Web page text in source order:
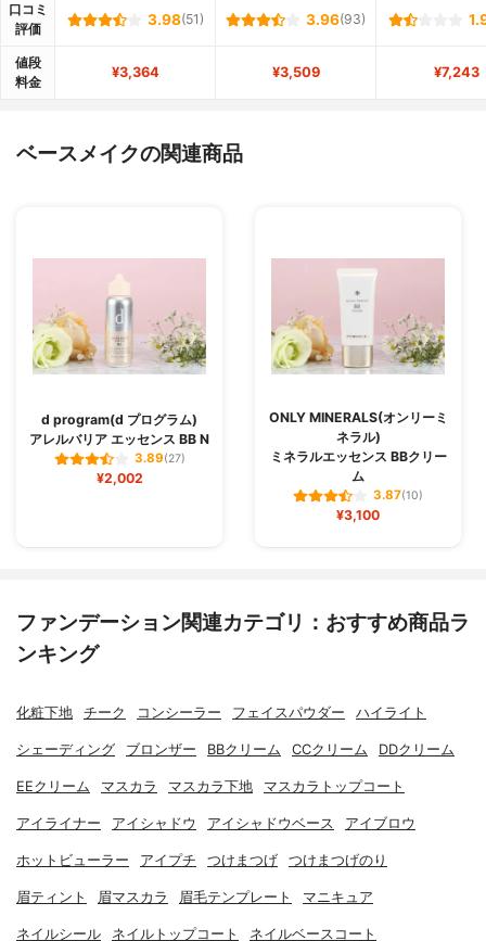
口コミ
評価
3.98(51) 3.96(93)
値段
料金
¥3,364 ¥3,509 ¥7,243
ベースメイクの関連商品
d program(d プログラム)
アレルバリア エッセンス BB N
3.89(27)
¥2,002
ONLY MINERALS(オンリーミ
ネラル)
ミネラルエッセンス BBクリー
ム
3.87(10)
¥3,100
ファンデーション関連カテゴリ：おすすめ商品ラ
ンキング
化粧下地 チーク コンシーラー フェイスパウダー ハイライト
シェーディング ブロンザー BBクリーム CCクリーム DDクリーム
EEクリーム マスカラ マスカラ下地 マスカラトップコート
アイライナー アイシャドウ アイシャドウベース アイブロウ
ホットビューラー アイプチ つけまつげ つけまつげのり
眉ティント 眉マスカラ 眉毛テンプレート マニキュア
ネイルシール ネイルトップコート ネイルベースコート